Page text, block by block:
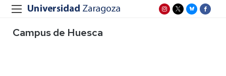
Campus de Huesca